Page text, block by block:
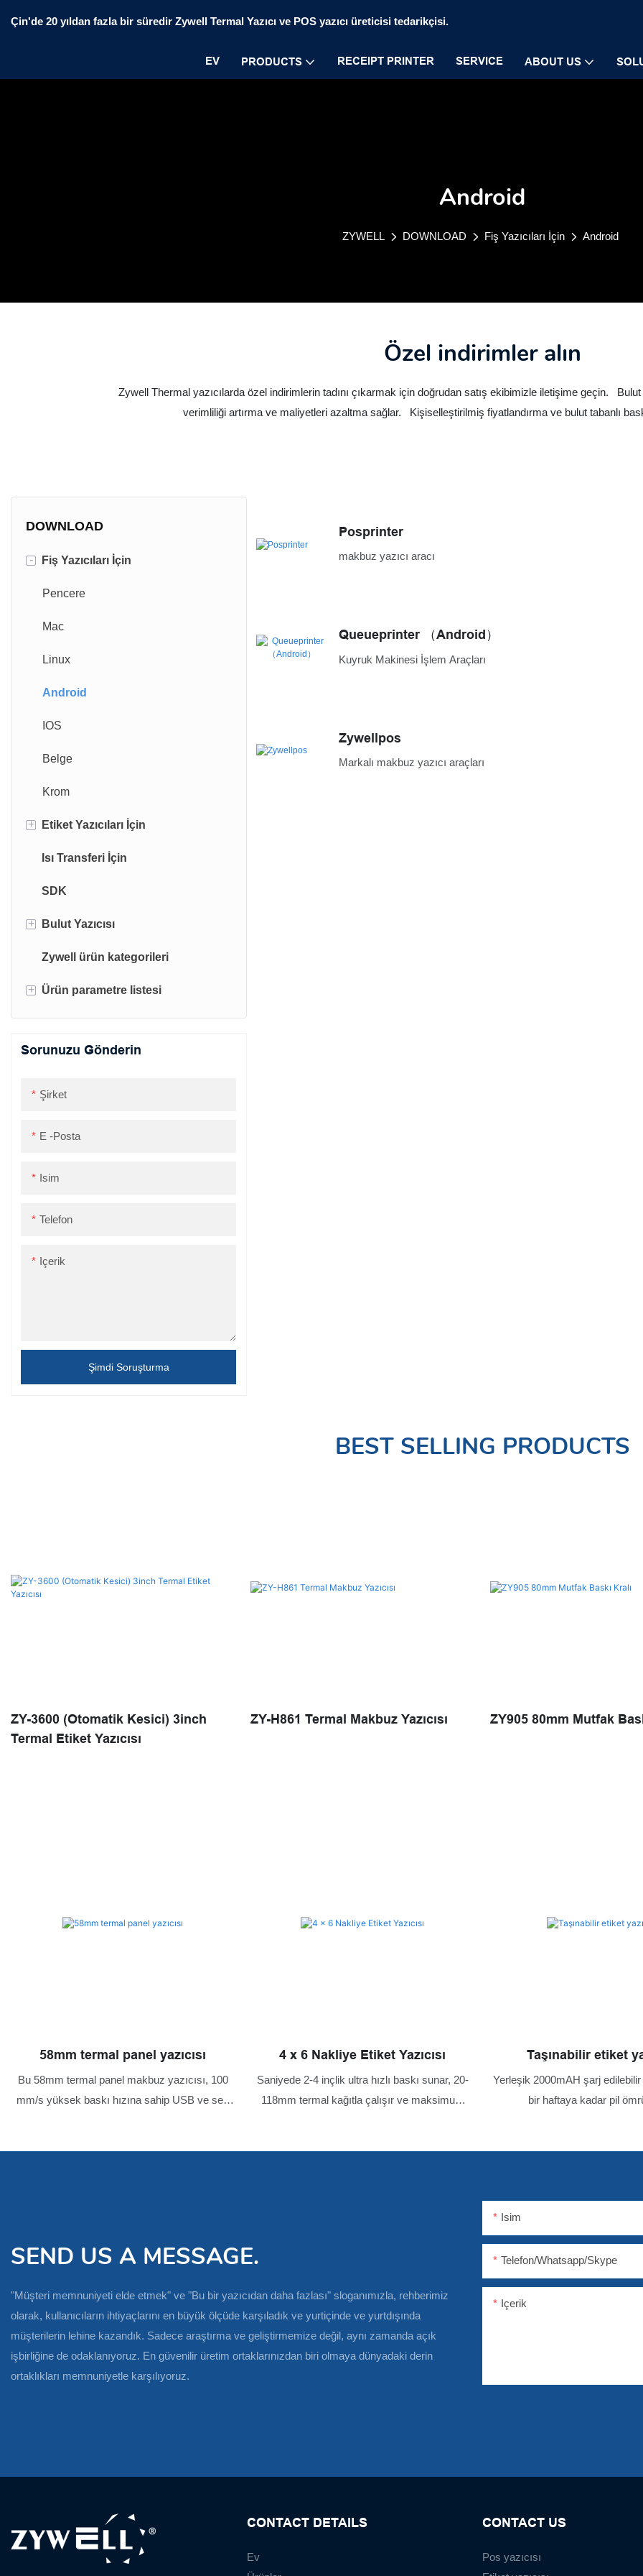
Çin'de 20 yıldan fazla bir süredir Zywell Termal Yazıcı ve POS yazıcı üreticisi tedarikçisi.
EV PRODUCTS RECEIPT PRINTER SERVICE ABOUT US
Android
ZYWELL DOWNLOAD Fiş Yazıcıları İçin Android
Özel indirimler alın
Zywell Thermal yazıcılarda özel indirimlerin tadını çıkarmak için doğrudan satış ekibimizle iletişime geçin.
verimliliği artırma ve maliyetleri azaltma sağlar. Kişiselleştirilmiş fiyatlandırma ve bulut tabanlı
DOWNLOAD
- Fiş Yazıcıları İçin
Pencere
Mac
Linux
Android
IOS
Belge
Krom
+ Etiket Yazıcıları İçin
Etiket Yazıcı Düzenleme Aracı
Windows
Mac
Linux
Android
Belge
Krom
Isı Transferi İçin
SDK
+ Bulut Yazıcısı
Bulut Yazdırma Test Kılavuzu
Bulut Yazdırma API Spesifikasyonu
Zywell ürün kategorileri
+ Ürün parametre listesi
Makbuz yazıcısı
Sorunuzu Gönderin
Şirket
E -posta
Isim
Telefon
Içerik
Şimdi Soruşturma
Posprinter
makbuz yazıcı aracı
Queueprinter （Android）
Kuyruk Makinesi İşlem Araçları
Zywellpos
Markalı makbuz yazıcı araçları
BEST SELLING PRODUCTS
ZY-3600 (Otomatik Kesici) 3inch
Termal Etiket Yazıcısı
ZY-H861 Termal Makbuz Yazıcısı ZY905 80mm Mutfak
58mm termal panel yazıcısı
Bu 58mm termal panel makbuz yazıcısı, 100
mm/s yüksek baskı hızına sahip USB ve seri
4 x 6 Nakliye Etiket Yazıcısı
Saniyede 2-4 inçlik ultra hızlı baskı sunar, 20-
118mm termal kağıtla çalışır ve maksimum
Taşınabilir etiket
Yerleşik 2000mAH şarj
bir haftaya kadar pil
SEND US A MESSAGE.
"Müşteri memnuniyeti elde etmek" ve "Bu bir yazıcıdan daha fazlası" sloganımızla, rehberimiz
olarak, kullanıcıların ihtiyaçlarını en büyük ölçüde karşıladık ve yurtiçinde ve yurtdışında
müşterilerin lehine kazandık. Sadece araştırma ve geliştirmemize değil, aynı zamanda açık
işbirliğine de odaklanıyoruz. En güvenilir üretim ortaklarınızdan biri olmaya dünyadaki derin
ortaklıkları memnuniyetle karşılıyoruz.
Isim
Telefon/Whatsapp/Skype
Içerik
CONTACT DETAILS
Ev
CONTACT US
Pos yazıcısı